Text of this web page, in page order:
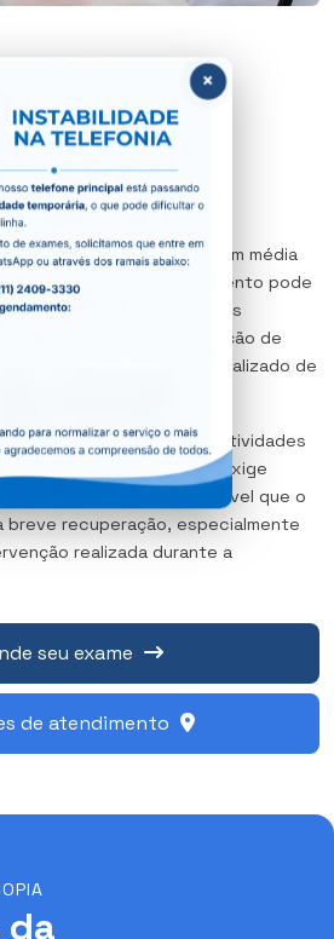
dura o
é rápido e dura em média
tempo total do procedimento pode
de intervenções
de pólipos ou a realização de
o exame em si é breve e realizado de
pode retornar às suas atividades
pois o procedimento não exige
casos. No entanto, é possível que o
breve recuperação, especialmente
realizada durante a
seu exame
de atendimento
×